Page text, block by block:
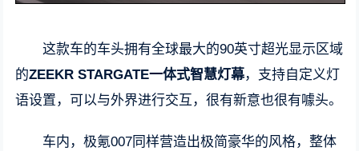
这款车的车头拥有全球最大的90英寸超光显示区域
的ZEEKR STARGATE一体式智慧灯幕，支持自定义灯
语设置，可以与外界进行交互，很有新意也很有噱头。
车内，极氪007同样营造出极简豪华的风格，整体